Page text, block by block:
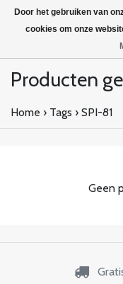
Producten
Home › Tags › SPI-81
Geen
Door het gebruiken van
cookies om onze